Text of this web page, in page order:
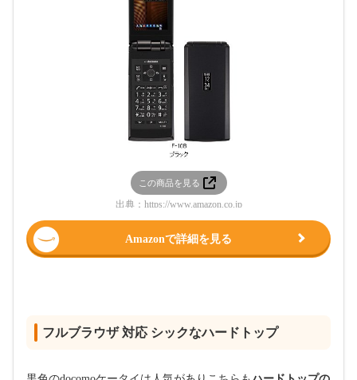
この商品を見る
出典： https://www.amazon.co.jp
Amazonで詳細を見る
フルブラウザ 対応 シックなハードトップ